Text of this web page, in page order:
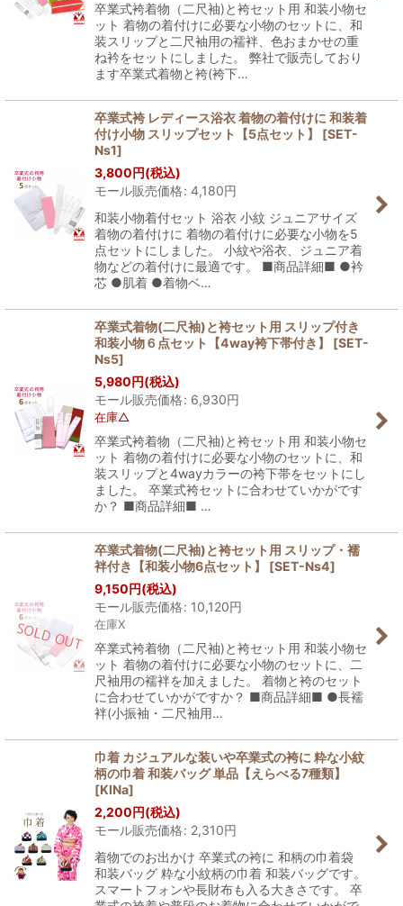
卒業式袴着物（二尺袖)と袴セット用 和装小物セ
ット 着物の着付けに必要な小物のセットに、和
装スリップと二尺袖用の襦袢、色おまかせの重
ね衿をセットにしました。 弊社で販売しており
ます卒業式着物と袴(袴下…
卒業式袴 レディース浴衣 着物の着付けに 和装着
付け小物 スリップセット【5点セット】
[SET-
Ns1]
3,800円(税込)
モール販売価格: 4,180円
和装小物着付セット 浴衣 小紋 ジュニアサイズ
着物の着付けに 着物の着付けに必要な小物を5
点セットにしました。 小紋や浴衣、ジュニア着
物などの着付けに最適です。 ■商品詳細■ ●衿
芯 ●肌着 ●着物ベ…
卒業式着物(二尺袖)と袴セット用 スリップ付き
和装小物６点セット【4way袴下帯付き】
[SET-
Ns5]
5,980円(税込)
モール販売価格: 6,930円
在庫△
卒業式袴着物（二尺袖)と袴セット用 和装小物セ
ット 着物の着付けに必要な小物のセットに、和
装スリップと4wayカラーの袴下帯をセットにし
ました。 卒業式袴セットに合わせていかがです
か？ ■商品詳細■ …
卒業式着物(二尺袖)と袴セット用 スリップ・襦
袢付き【和装小物6点セット】
[SET-Ns4]
9,150円(税込)
モール販売価格: 10,120円
在庫X
卒業式袴着物（二尺袖)と袴セット用 和装小物セ
ット 着物の着付けに必要な小物のセットに、二
尺袖用の襦袢を加えました。 着物と袴のセット
に合わせていかがですか？ ■商品詳細■ ●長襦
袢(小振袖・二尺袖用…
巾着 カジュアルな装いや卒業式の袴に 粋な小紋
柄の巾着 和装バッグ 単品【えらべる7種類】
[KINa]
2,200円(税込)
モール販売価格: 2,310円
着物でのお出かけ 卒業式の袴に 和柄の巾着袋
和装バッグ 粋な小紋柄の巾着 和装バッグです。
スマートフォンや長財布も入る大きさです。 卒